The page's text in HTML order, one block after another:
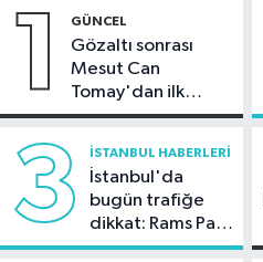
milyona
Kültür
21:17
demeyin,
1 GÜNCEL
Gözaltı sonrası
Mesut Can
Tomay'dan ilk
açıklama
3 İSTANBUL HABERLERI
İstanbul'da
bugün trafiğe
dikkat: Rams Park
çevresinde bazı